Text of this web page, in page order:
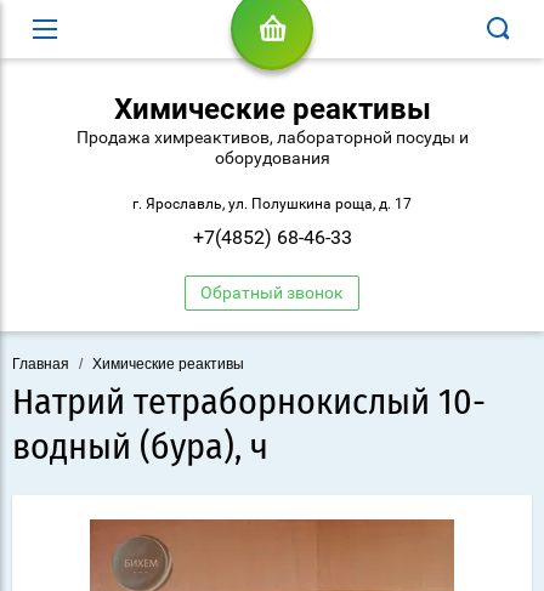
Химические реактивы
Продажа химреактивов, лабораторной посуды и
оборудования
г. Ярославль, ул. Полушкина роща, д. 17
+7(4852) 68-46-33
Обратный звонок
Главная / Химические реактивы
Натрий тетраборнокислый 10-
водный (бура), ч